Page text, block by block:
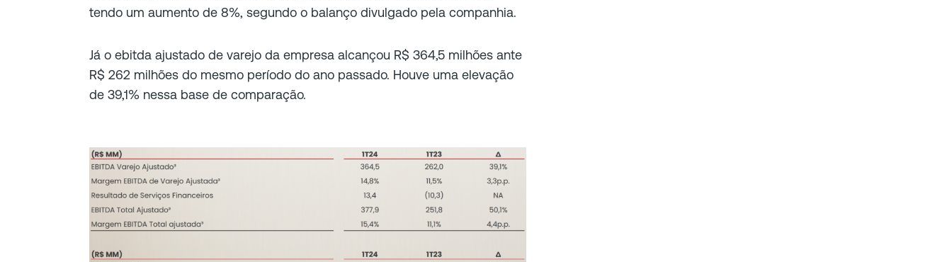
tendo um aumento de 8%, segundo o balanço divulgado pela companhia.
Já o ebitda ajustado de varejo da empresa alcançou R$ 364,5 milhões ante
R$ 262 milhões do mesmo período do ano passado. Houve uma elevação
de 39,1% nessa base de comparação.